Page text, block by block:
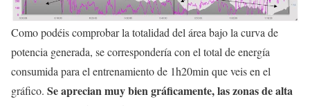
Como podéis comprobar la totalidad del área bajo la curva de
potencia generada, se correspondería con el total de energía
consumida para el entrenamiento de 1h20min que veis en el
gráfico. Se aprecian muy bien gráficamente, las zonas de alta